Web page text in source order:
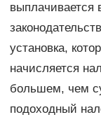
выплачивается
установка,
начисляется
большем, чем
подоходный